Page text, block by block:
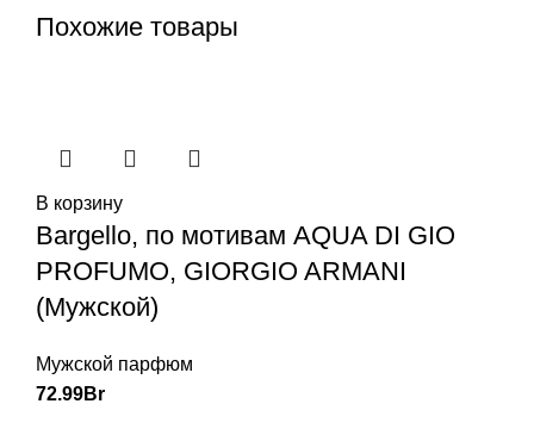
Похожие товары
В корзину
Bargello, по мотивам AQUA DI GIO
PROFUMO, GIORGIO ARMANI
(Мужской)
Мужской парфюм
72.99Br